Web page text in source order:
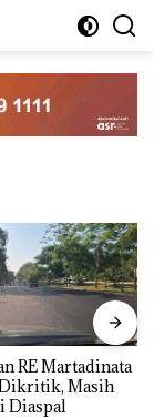
RE Martadinata
Masih
Diaspal